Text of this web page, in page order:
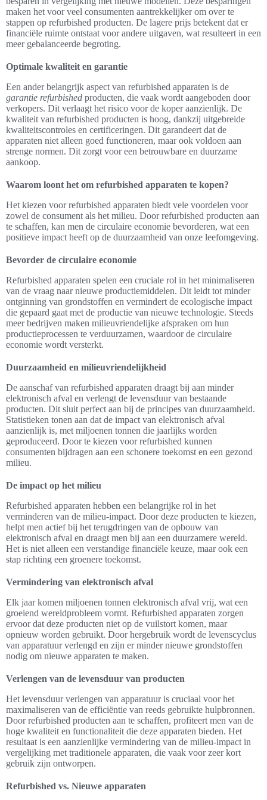
maken het voor veel consumenten aantrekkelijker om over te
stappen op refurbished producten. De lagere prijs betekent dat er
financiële ruimte ontstaat voor andere uitgaven, wat resulteert in een
meer gebalanceerde begroting.
Optimale kwaliteit en garantie
Een ander belangrijk aspect van refurbished apparaten is de
garantie refurbished producten, die vaak wordt aangeboden door
verkopers. Dit verlaagt het risico voor de koper aanzienlijk. De
kwaliteit van refurbished producten is hoog, dankzij uitgebreide
kwaliteitscontroles en certificeringen. Dit garandeert dat de
apparaten niet alleen goed functioneren, maar ook voldoen aan
strenge normen. Dit zorgt voor een betrouwbare en duurzame
aankoop.
Waarom loont het om refurbished apparaten te kopen?
Het kiezen voor refurbished apparaten biedt vele voordelen voor
zowel de consument als het milieu. Door refurbished producten aan
te schaffen, kan men de circulaire economie bevorderen, wat een
positieve impact heeft op de duurzaamheid van onze leefomgeving.
Bevorder de circulaire economie
Refurbished apparaten spelen een cruciale rol in het minimaliseren
van de vraag naar nieuwe productiemiddelen. Dit leidt tot minder
ontginning van grondstoffen en vermindert de ecologische impact
die gepaard gaat met de productie van nieuwe technologie. Steeds
meer bedrijven maken milieuvriendelijke afspraken om hun
productieprocessen te verduurzamen, waardoor de circulaire
economie wordt versterkt.
Duurzaamheid en milieuvriendelijkheid
De aanschaf van refurbished apparaten draagt bij aan minder
elektronisch afval en verlengt de levensduur van bestaande
producten. Dit sluit perfect aan bij de principes van duurzaamheid.
Statistieken tonen aan dat de impact van elektronisch afval
aanzienlijk is, met miljoenen tonnen die jaarlijks worden
geproduceerd. Door te kiezen voor refurbished kunnen
consumenten bijdragen aan een schonere toekomst en een gezond
milieu.
De impact op het milieu
Refurbished apparaten hebben een belangrijke rol in het
verminderen van de milieu-impact. Door deze producten te kiezen,
helpt men actief bij het terugdringen van de opbouw van
elektronisch afval en draagt men bij aan een duurzamere wereld.
Het is niet alleen een verstandige financiële keuze, maar ook een
stap richting een groenere toekomst.
Vermindering van elektronisch afval
Elk jaar komen miljoenen tonnen elektronisch afval vrij, wat een
groeiend wereldprobleem vormt. Refurbished apparaten zorgen
ervoor dat deze producten niet op de vuilstort komen, maar
opnieuw worden gebruikt. Door hergebruik wordt de levenscyclus
van apparatuur verlengd en zijn er minder nieuwe grondstoffen
nodig om nieuwe apparaten te maken.
Verlengen van de levensduur van producten
Het levensduur verlengen van apparatuur is cruciaal voor het
maximaliseren van de efficiëntie van reeds gebruikte hulpbronnen.
Door refurbished producten aan te schaffen, profiteert men van de
hoge kwaliteit en functionaliteit die deze apparaten bieden. Het
resultaat is een aanzienlijke vermindering van de milieu-impact in
vergelijking met traditionele apparaten, die vaak voor zeer kort
gebruik zijn ontworpen.
Refurbished vs. Nieuwe apparaten